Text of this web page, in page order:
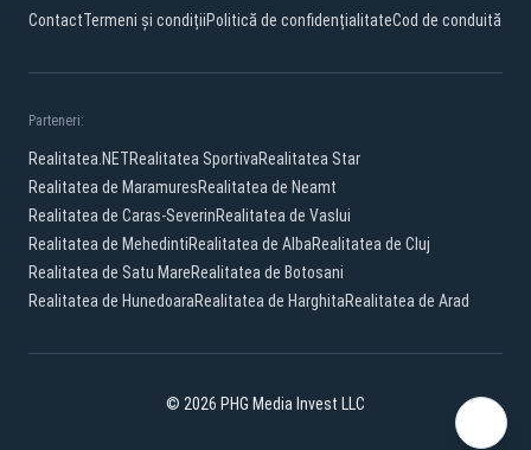
ContactTermeni și condițiiPolitică de confidențialitateCod de conduită
Parteneri:
Realitatea.NETRealitatea SportivaRealitatea Star
Realitatea de MaramuresRealitatea de Neamt
Realitatea de Caras-SeverinRealitatea de Vaslui
Realitatea de MehedintiRealitatea de AlbaRealitatea de Cluj
Realitatea de Satu MareRealitatea de Botosani
Realitatea de HunedoaraRealitatea de HarghitaRealitatea de Arad
© 2026 PHG Media Invest LLC